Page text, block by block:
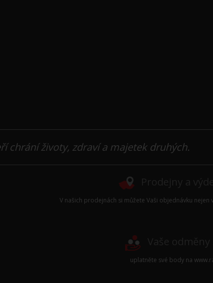
chrání životy, zdraví a majetek druhých.
V našich prodejnách si můžete Vaši objednávku
uplatněte své body na